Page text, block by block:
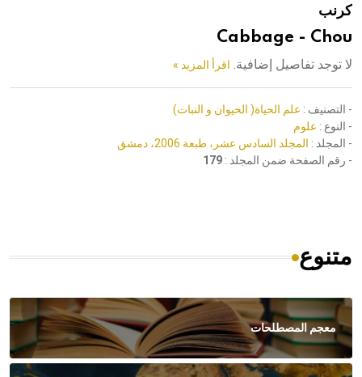
كرنب
Cabbage - Chou
لا توجد تفاصيل إضافية. اقرأ المزيد »
- التصنيف : علم الحياة( الحيوان و النبات)
- النوع : علوم
- المجلد : المجلد السادس عشر، طبعة 2006، دمشق
- رقم الصفحة ضمن المجلد : 179
متنوع
معجم المصطلحات